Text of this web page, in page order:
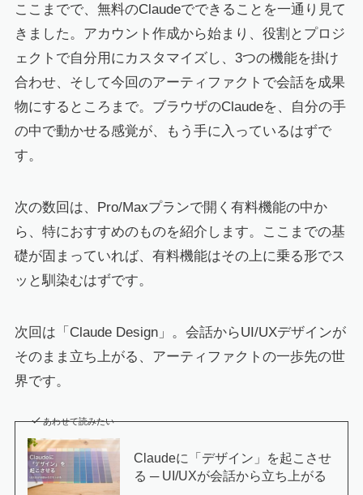
ここまでで、無料のClaudeでできることを一通り見て
きました。アカウント作成から始まり、役割とプロジ
ェクトで自分用にカスタマイズし、3つの機能を掛け
合わせ、そして今回のアーティファクトで会話を成果
物にするところまで。ブラウザのClaudeを、自分の手
の中で動かせる感覚が、もう手に入っているはずで
す。
次の数回は、Pro/Maxプランで開く有料機能の中か
ら、特におすすめのものを紹介します。ここまでの基
礎が固まっていれば、有料機能はその上に乗る形でス
ッと馴染むはずです。
次回は「Claude Design」。会話からUI/UXデザインが
そのまま立ち上がる、アーティファクトの一歩先の世
界です。
あわせて読みたい
Claudeに「デザイン」を起こさせ
る ─ UI/UXが会話から立ち上がる